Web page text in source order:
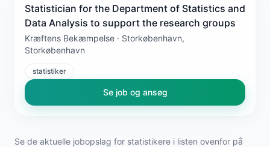
Statistician for the Department of Statistics and
Data Analysis to support the research groups
Kræftens Bekæmpelse · Storkøbenhavn,
Storkøbenhavn
statistiker
Se job og ansøg
Se de aktuelle jobopslag for statistikere i listen ovenfor på